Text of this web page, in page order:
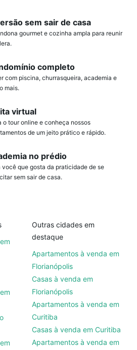
sem sair de casa
gourmet e cozinha ampla para reunir
completo
com piscina, churrasqueira, academia e
mais.
virtual
o tour online e conheça nossos
de um jeito prático e rápido.
no prédio
você que gosta da praticidade de se
sem sair de casa.
Outras cidades em
destaque
Apartamentos à venda em
Florianópolis
Casas à venda em
Florianópolis
Apartamentos à venda em
Curitiba
Casas à venda em Curitiba
Apartamentos à venda em